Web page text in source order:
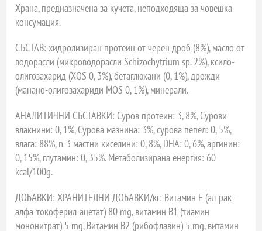
Храна, предназначена за кучета, неподходяща за човешка
консумация.
СЪСТАВ: хидролизиран протеин от черен дроб (8%), масло от
водорасли (микроводорасли Schizochytrium sp. 2%), ксило-
олигозахарид (XOS 0, 3%), бетаглюкани (0, 1%), дрожди
(манано-олигозахариди MOS 0, 1%), минерали.
АНАЛИТИЧНИ СЪСТАВКИ: Суров протеин: 3, 8%, Сурови
влакнини: 0, 1%, Сурова мазнина: 3%, сурова пепел: 0, 5%,
влага: 88%, n-3 мастни киселини: 0, 8%, DHA: 0, 6%, аргинин:
0, 15%, глутамин: 0, 35%. Метаболизирана енергия: 60
kcal/100g.
ДОБАВКИ: ХРАНИТЕЛНИ ДОБАВКИ/кг: Витамин Е (ал-рак-
алфа-токоферил-ацетат) 80 mg, витамин В1 (тиамин
мононитрат) 5 mg, Витамин B2 (рибофлавин) 5 mg, витамин